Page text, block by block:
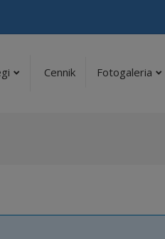
Cennik Fotogaleria